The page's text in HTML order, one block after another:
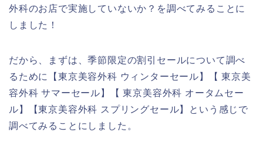
外科のお店で実施していないか？を調べてみることに
しました！
だから、まずは、季節限定の割引セールについて調べ
るために【東京美容外科 ウィンターセール】【 東京美
容外科 サマーセール】【 東京美容外科 オータムセー
ル】【東京美容外科 スプリングセール】という感じで
調べてみることにしました。